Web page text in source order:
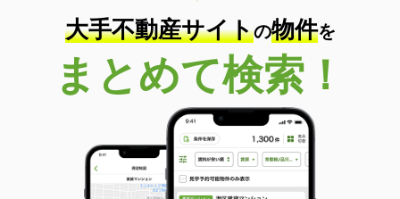
大手不動産サイトの物件を
まとめて検索！